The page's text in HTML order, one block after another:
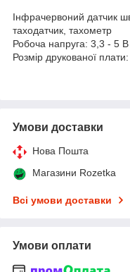
Інфрачервоний датчик
таходатчик, тахометр
Робоча напруга: 3,3 - 5 В
Розмір друкованої
Умови доставки
Нова Пошта
Магазини Rozetka
Всі умови доставки
Умови оплати